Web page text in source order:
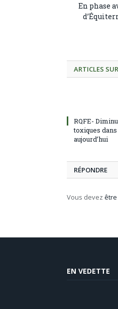
En phase
ARTICLES
RQFE-
toxiques dans
aujourd’hui
RÉPONDRE
Vous devez être
EN VEDETTE